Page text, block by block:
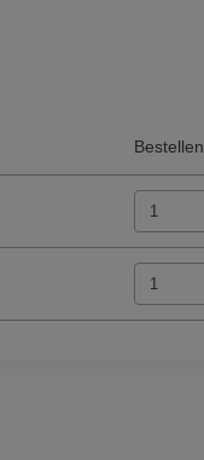
Bestellen